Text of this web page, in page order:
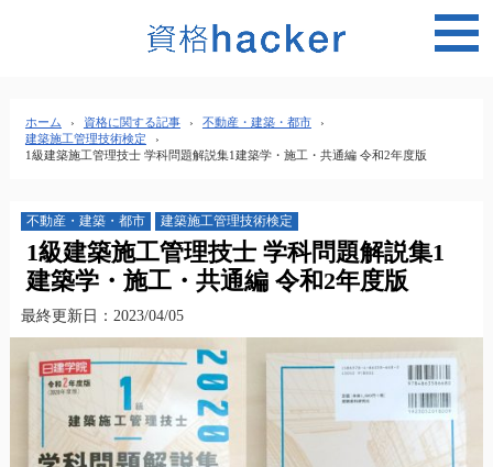
ホーム › 資格に関する記事 › 不動産・建築・都市
›
建築施工管理技術検定
›
1級建築施工管理技士 学科問題解説集1建築学・施工・共通編 令和2年度版
不動産・建築・都市 建築施工管理技術検定
1級建築施工管理技士 学科問題解説集1
建築学・施工・共通編 令和2年度版
最終更新日：2023/04/05